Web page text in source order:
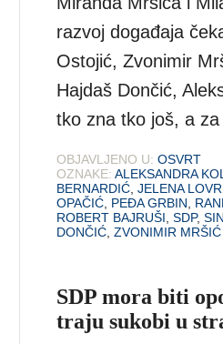
razvoj događaja
Ostojić, Zvonimir
Hajdaš Dončić,
tko zna tko još, a
OBJAVLJENO U: OSVRT
OZNAKE: ALEKSANDRA
BERNARDIĆ,JELENA
OPAČIĆ, PEĐA GRBIN,
ROBERT BAJRUŠI,SDP,
DONČIĆ,ZVONIMIR MRŠIĆ
SDP mora biti
traju sukobi u